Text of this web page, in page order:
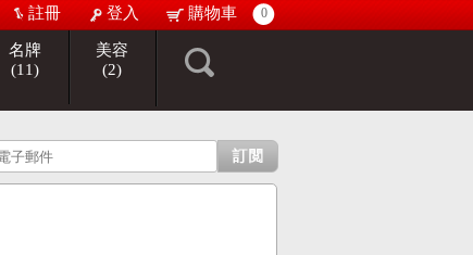
註冊 登入 購物車 0
名牌
(11)
美容
(2)